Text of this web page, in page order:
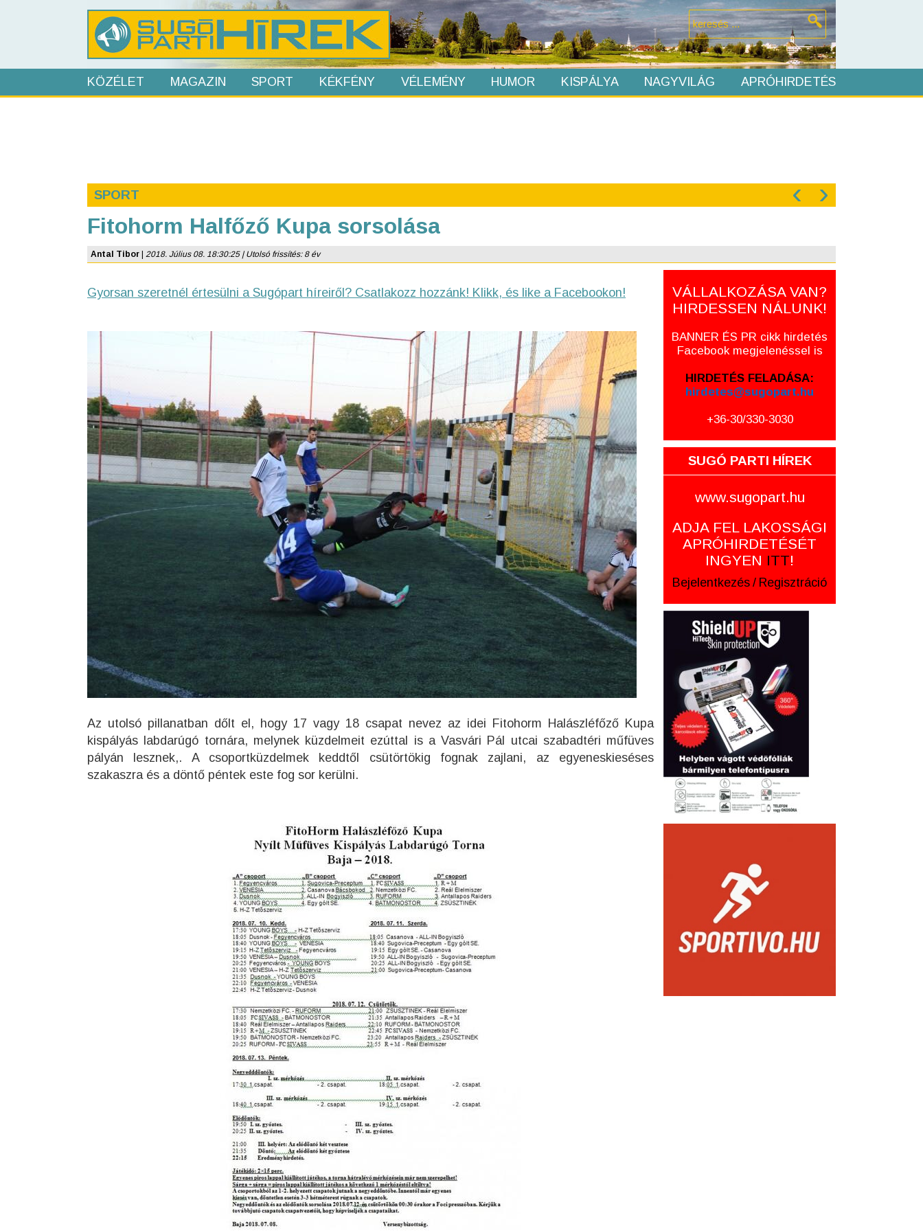
KÖZÉLET MAGAZIN SPORT KÉKFÉNY VÉLEMÉNY HUMOR KISPÁLYA NAGYVILÁG APRÓHIRDETÉS
SPORT ‹ ›
Fitohorm Halfőző Kupa sorsolása
Antal Tibor 2018. Július 08. 18:30:25 | Utolsó frissítés: 8 év
Gyorsan szeretnél értesülni a Sugópart híreiről? Csatlakozz hozzánk! Klikk, és like a Facebookon!
Az utolsó pillanatban dőlt el, hogy 17 vagy 18 csapat nevez az idei Fitohorm Halászléfőző Kupa
kispályás labdarúgó tornára, melynek küzdelmeit ezúttal is a Vasvári Pál utcai szabadtéri műfüves
pályán lesznek,. A csoportküzdelmek keddtől csütörtökig fognak zajlani, az egyeneskieséses
szakaszra és a döntő péntek este fog sor kerülni.
VÁLLALKOZÁSA VAN?
HIRDESSEN NÁLUNK!
BANNER ÉS PR cikk hirdetés
Facebook megjelenéssel is
HIRDETÉS FELADÁSA:
hirdetes@sugopart.hu
+36-30/330-3030
SUGÓ PARTI HÍREK
www.sugopart.hu
ADJA FEL LAKOSSÁGI
APRÓHIRDETÉSÉT
INGYEN ITT!
Bejelentkezés / Regisztráció